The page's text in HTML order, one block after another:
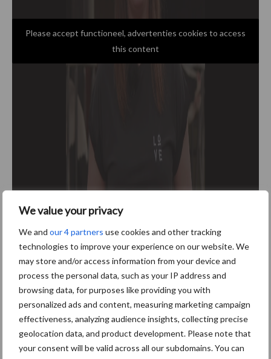
We value your privacy
We and our 4 partners use cookies and other tracking
technologies to improve your experience on our website. We
may store and/or access information from your device and
process the personal data, such as your IP address and
browsing data, for purposes like providing you with
personalized ads and content, measuring marketing campaign
effectiveness, analyzing audience insights, collecting precise
geolocation data, and product development. Please note that
your consent will be valid across all our subdomains. You can
Please accept functioneel, advertenties cookies to access
this content
Bron:FarmFun
Aanbevolen voor jou!
Grondstoffenmarkt blijft